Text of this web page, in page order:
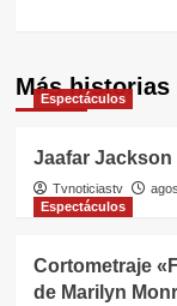
Más historias
Espectáculos
Jaafar Jackson
Tvnoticiastv
Espectáculos
Cortometraje
de Marilyn